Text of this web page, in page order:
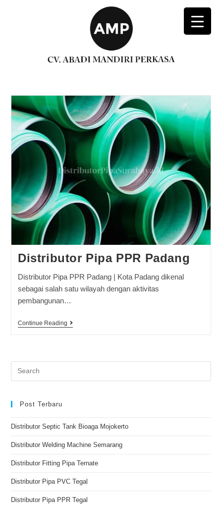
Distributor Pipa PPR Padang
Distributor Pipa PPR Padang | Kota Padang dikenal
sebagai salah satu wilayah dengan aktivitas
pembangunan…
Continue Reading
Post Terbaru
Distributor Septic Tank Bioaga Mojokerto
Distributor Welding Machine Semarang
Distributor Fitting Pipa Ternate
Distributor Pipa PVC Tegal
Distributor Pipa PPR Tegal